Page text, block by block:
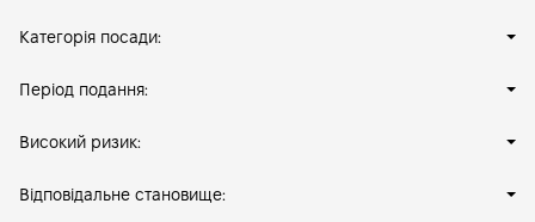
Категорія посади:
Період подання:
Високий ризик:
Відповідальне становище: